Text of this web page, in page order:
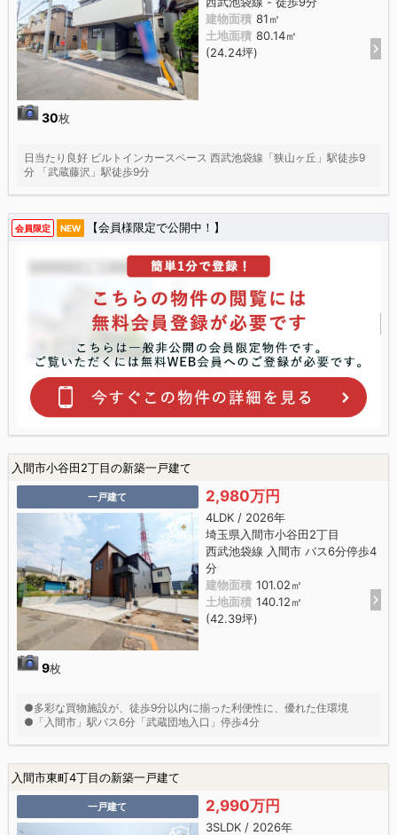
30枚
建物面積 81㎡
土地面積 80.14㎡
(24.24坪)
日当たり良好 ビルトインカースペース 西武池袋線「狭山ヶ丘」駅徒歩9
分 「武蔵藤沢」駅徒歩9分
会員限定 NEW 【会員様限定で公開中！】
入間市小谷田2丁目の新築一戸建て
一戸建て
9枚
2,980万円
4LDK / 2026年
埼玉県入間市小谷田2丁目
西武池袋線 入間市 バス6分停歩4
分
建物面積 101.02㎡
土地面積 140.12㎡
(42.39坪)
●多彩な買物施設が、徒歩9分以内に揃った利便性に、優れた住環境
●「入間市」駅バス6分「武蔵団地入口」停歩4分
入間市東町4丁目の新築一戸建て
一戸建て 2,990万円
3SLDK / 2026年